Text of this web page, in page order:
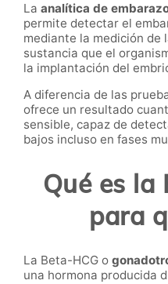
La analítica de
permite detectar el
mediante la medición de
sustancia que el
la implantación del
A diferencia de las
ofrece un resultado
sensible, capaz de
bajos incluso en fases
Qué es la
para
La Beta-HCG o
una hormona producida